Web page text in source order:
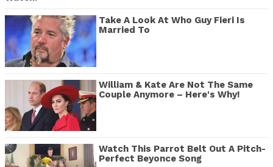
Take A Look At Who Guy Fieri Is
Married To
William & Kate Are Not The Same
Couple Anymore – Here's Why!
Watch This Parrot Belt Out A Pitch-
Perfect Beyonce Song